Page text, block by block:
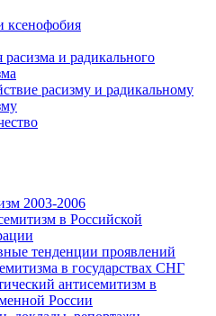
ксенофобия
и радикального
расизму и радикальному
2003-2006
в Российской
тенденции проявлений
в государствах СНГ
антисемитизм в
России